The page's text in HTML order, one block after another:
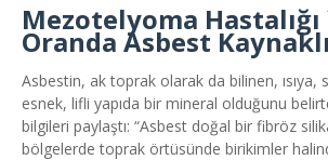
Mezotelyoma
Oranda Asbest Kaynaklı
Asbestin, ak toprak olarak da bilinen, ısıya,
esnek, lifli yapıda bir mineral olduğunu
bilgileri paylaştı: “Asbest doğal bir fibröz
bölgelerde toprak örtüsünde birikimler